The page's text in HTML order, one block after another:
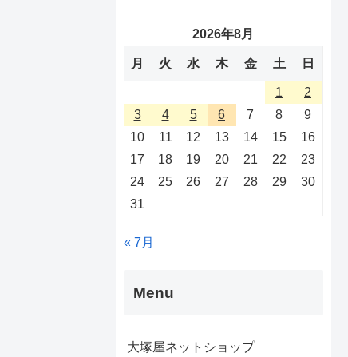
2026年8月
月 火 水 木 金 土 日
1
2
3
4 5 6 7 8
9
10
11 12 13 14 15
16
17
18 19 20 21 22
23
24
25 26 27 28 29
30
31
« 7月
Menu
大塚屋ネットショップ